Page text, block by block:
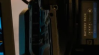
Entwicklung &
Events
Newsletter